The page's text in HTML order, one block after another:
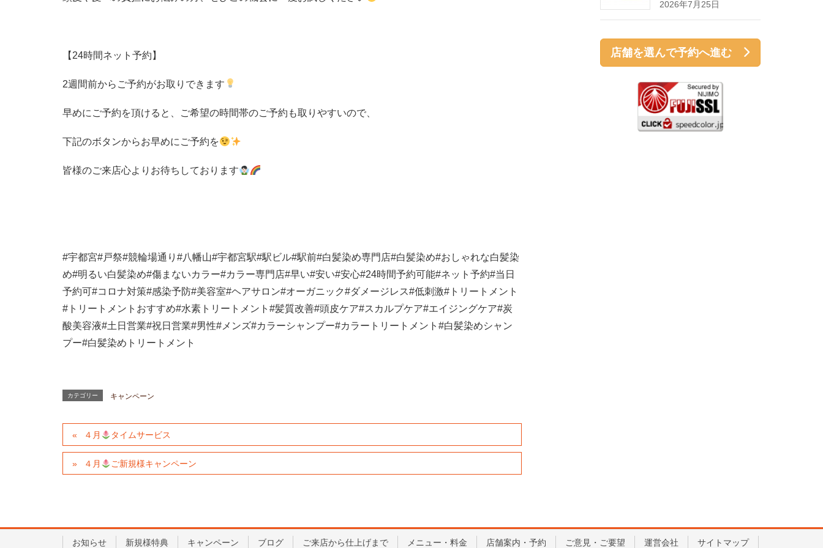
【 24時間ネット予約】
2週間前からご予約がお取りできます
早めにご予約を頂けると、ご希望の時間帯のご予約も取りやすいので、
下記のボタンからお早めにご予約を
皆様のご来店心よりお待ちしております
#宇都宮#戸祭#競輪場通り #八幡山#宇都宮駅#駅ビル#駅前#白髪染め専門店#白髪染め#おしゃれな白髪染
め#明るい白髪染め#傷まないカラー#カラー専門店#早い#安い#安心#24時間予約可能#ネット予約#当日
予約可#コロナ対策#感染予防#美容室#ヘアサロン#オーガニック#ダメージレス#低刺激# トリートメント
# トリートメントおすすめ#水素トリートメント #髪質改善#頭皮ケア#スカルプケア#エイジングケア#炭
酸美容液#土日営業#祝日営業#男性# メンズ#カラーシャンプー#カラートリートメント #白髪染めシャン
プー#白髪染めトリートメント
カテゴリー キャンペーン
４月 タイムサービス
４月 ご新規様キャンペーン
2026年7月25日
店舗を選んで予約へ進む
お知らせ 新規様特典 キャンペーン ブログ ご来店から仕上げまで メニュー・料金 店舗案内・予約 ご意見・ご要望 運営会社 サイトマップ